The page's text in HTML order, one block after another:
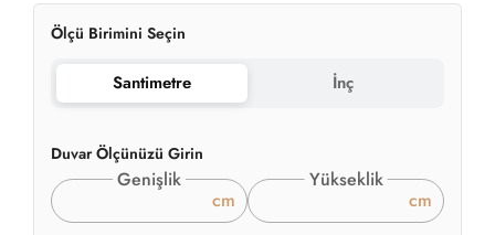
Ölçü Birimini Seçin
Santimetre İnç
Duvar Ölçünüzü Girin
Genişlik
cm
Yükseklik
cm